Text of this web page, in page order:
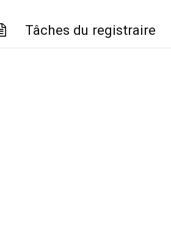
Tâches du registraire